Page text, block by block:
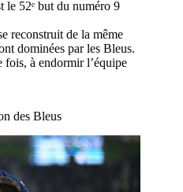
le 52ᵉ but du numéro 9
reconstruit de la même
dominées par les Bleus.
fois, à endormir l’équipe
des Bleus